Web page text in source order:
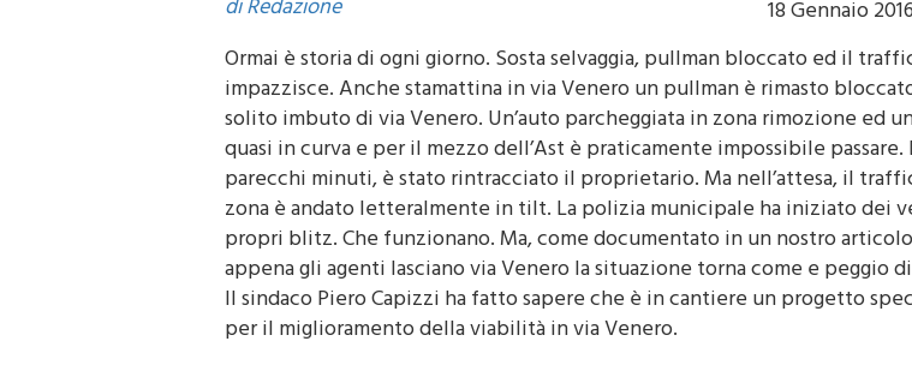
di Redazione
18 Gennaio
Ormai è storia di ogni giorno. Sosta selvaggia, pullman bloccato ed il
impazzisce. Anche stamattina in via Venero un pullman è rimasto
solito imbuto di via Venero. Un’auto parcheggiata in zona rimozione ed
quasi in curva e per il mezzo dell’Ast è praticamente impossibile
parecchi minuti, è stato rintracciato il proprietario. Ma nell’attesa, il
zona è andato letteralmente in tilt. La polizia municipale ha iniziato dei
propri blitz. Che funzionano. Ma, come documentato in un nostro
appena gli agenti lasciano via Venero la situazione torna come e peggio
Il sindaco Piero Capizzi ha fatto sapere che è in cantiere un progetto
per il miglioramento della viabilità in via Venero.